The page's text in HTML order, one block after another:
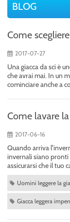
BLOG
Come
2017-07-27
Una giacca da sci è
che avrai mai. In un
cominciare anche a
Come lavare
2017-06-16
Quando arriva
invernali siano pronti
assicurarsi che il tuo
Uomini leggere la
Giacca leggera